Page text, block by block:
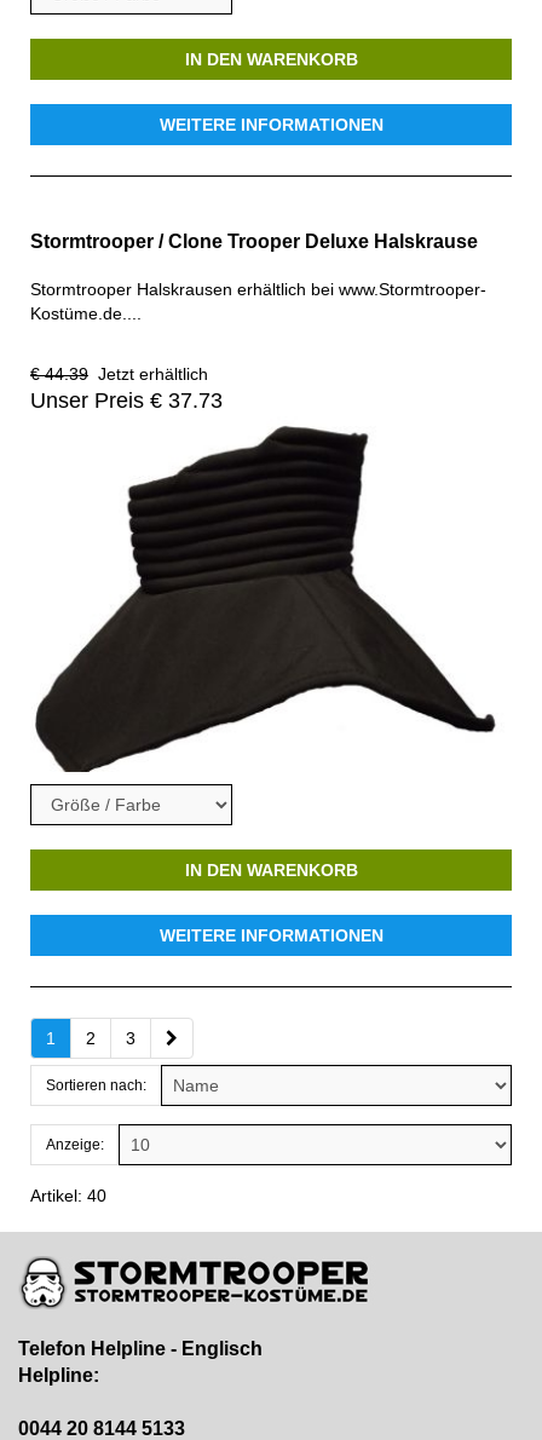
IN DEN WARENKORB
WEITERE INFORMATIONEN
Stormtrooper / Clone Trooper Deluxe Halskrause
Stormtrooper Halskrausen erhältlich bei www.Stormtrooper-
Kostüme.de....
€ 44.39 Jetzt erhältlich
Unser Preis € 37.73
IN DEN WARENKORB
WEITERE INFORMATIONEN
1 2 3
Sortieren nach:
Anzeige:
Artikel: 40
Telefon Helpline - Englisch
Helpline:
0044 20 8144 5133